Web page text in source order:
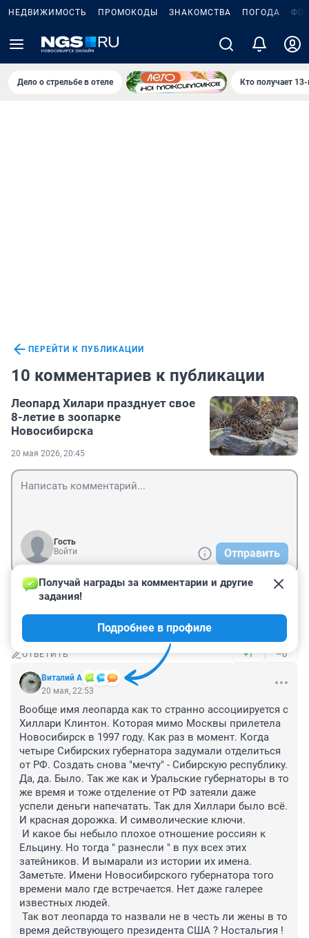
НЕДВИЖИМОСТЬ ПРОМОКОДЫ ЗНАКОМСТВА ПОГОДА
Дело о стрельбе в отеле Кто получает
ПЕРЕЙТИ К ПУБЛИКАЦИИ
10 комментариев к публикации
Леопард Хилари празднует свое
8-летие в зоопарке
Новосибирска
20 мая 2026, 20:45
Гость
Войти
Отправить
Гость
сколько он уже мучится там, 8й год?
ОТВЕТИТЬ +1 –0
Виталий А
Получай награды за комментарии и другие
задания!
Подробнее в профиле
20 мая, 22:53
Вообще имя леопарда как то странно ассоциируется с
Хиллари Клинтон. Которая мимо Москвы прилетела
Новосибирск в 1997 году. Как раз в момент. Когда
четыре Сибирских губернатора задумали отделиться
от РФ. Создать снова "мечту" - Сибирскую республику.
Да, да. Было. Так же как и Уральские губернаторы в то
же время и тоже отделение от РФ затеяли даже
успели деньги напечатать. Так для Хиллари было всё.
И красная дорожка. И символические ключи.
И какое бы небыло плохое отношение россиян к
Ельцину. Но тогда " разнесли " в пух всех этих
затейников. И вымарали из истории их имена.
Заметьте. Имени Новосибирского губернатора того
времени мало где встречается. Нет даже галерее
известных людей.
Так вот леопарда то назвали не в честь ли жены в то
время действующего президента США ? Ностальгия !